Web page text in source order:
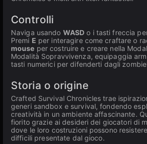
Controlli
Naviga usando WASD o i tasti freccia
Premi E per interagire come craftare o
mouse per costruire e creare nella
Modalità Sopravvivenza, equipaggia
tasti numerici per difenderti dagli
Storia o origine
Crafted Survival Chronicles trae
generi sandbox e survival, fondendo
creatività in un ambiente affascinante.
fiorito grazie ai desideri dei giocatori di
dove le loro costruzioni possono
difficili presentate dal gioco.